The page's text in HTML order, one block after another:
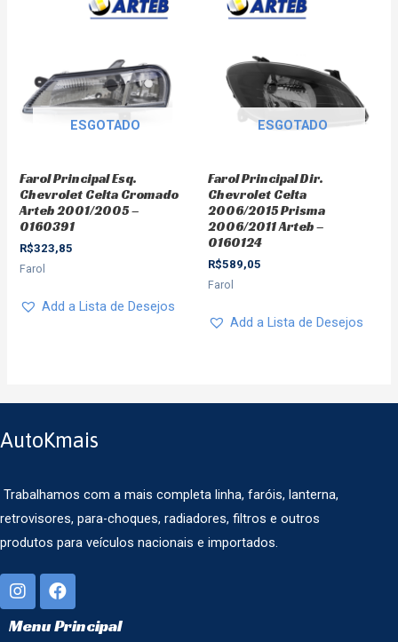
ESGOTADO
Farol Principal Esq.
Chevrolet Celta Cromado
Arteb 2001/2005 –
0160391
R$323,85
Farol
Add a Lista de Desejos
ESGOTADO
Farol Principal Dir.
Chevrolet Celta
2006/2015 Prisma
2006/2011 Arteb –
0160124
R$589,05
Farol
Add a Lista de Desejos
AutoKmais
Trabalhamos com a mais completa linha, faróis, lanterna,
retrovisores, para-choques, radiadores, filtros e outros
produtos para veículos nacionais e importados.
Menu Principal